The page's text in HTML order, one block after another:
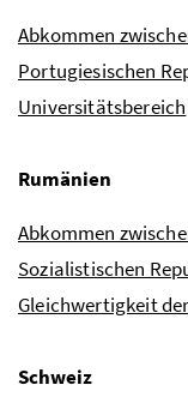
Abkommen
Portugiesischen
Universitätsbereich
Rumänien
Abkommen
Sozialistischen
Gleichwertigkeit
Schweiz